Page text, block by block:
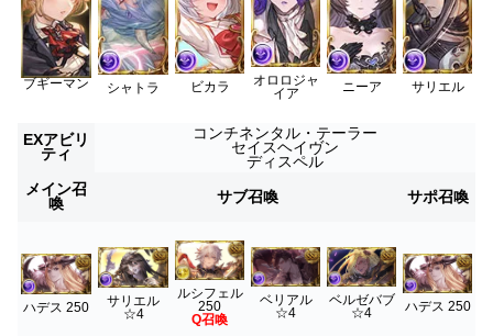
ブギーマン シャトラ ビカラ
オロロジャ
イア
ニーア サリエル
EXアビリ
ティ
コンチネンタル・テーラー
セイスヘイヴン
ディスペル
メイン召
喚
サブ召喚 サポ召喚
ハデス 250
サリエル
☆4
ルシフェル
250
Q召喚
ベリアル
☆4
ベルゼバブ
☆4
ハデス 250